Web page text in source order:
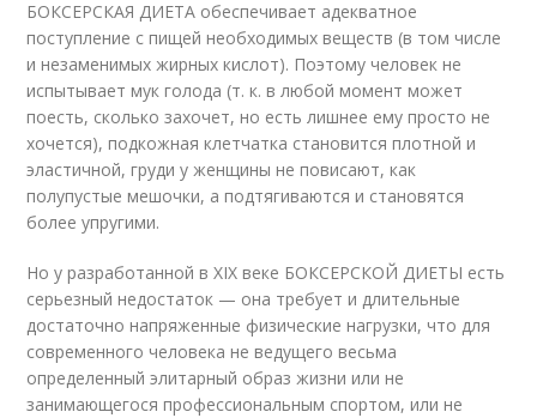
БОКСЕРСКАЯ ДИЕТА обеспечивает адекватное
поступление с пищей необходимых веществ (в том числе
и незаменимых жирных кислот). Поэтому человек не
испытывает мук голода (т. к. в любой момент может
поесть, сколько захочет, но есть лишнее ему просто не
хочется), подкожная клетчатка становится плотной и
эластичной, груди у женщины не повисают, как
полупустые мешочки, а подтягиваются и становятся
более упругими.
Но у разработанной в XIX веке БОКСЕРСКОЙ ДИЕТЫ есть
серьезный недостаток — она требует и длительные
достаточно напряженные физические нагрузки, что для
современного человека не ведущего весьма
определенный элитарный образ жизни или не
занимающегося профессиональным спортом, или не